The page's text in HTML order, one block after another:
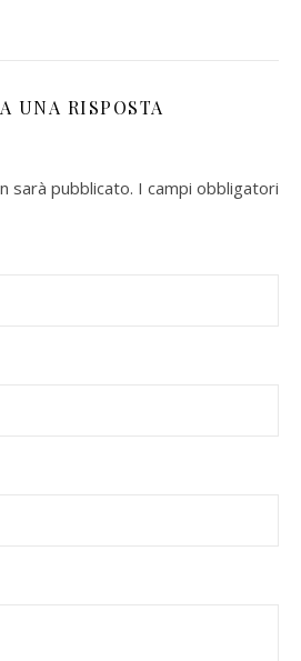
UNA RISPOSTA
sarà pubblicato. I campi obbligatori